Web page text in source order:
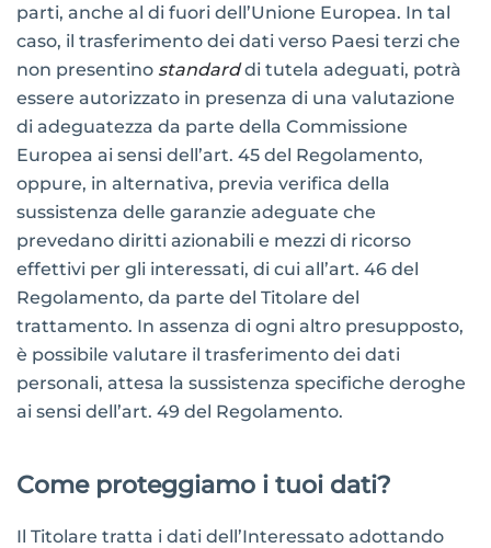
parti, anche al di fuori dell’Unione Europea. In tal
caso, il trasferimento dei dati verso Paesi terzi che
non presentino standarddi tutela adeguati, potrà
essere autorizzato in presenza di una valutazione
di adeguatezza da parte della Commissione
Europea ai sensi dell’art. 45 del Regolamento,
oppure, in alternativa, previa verifica della
sussistenza delle garanzie adeguate che
prevedano diritti azionabili e mezzi di ricorso
effettivi per gli interessati, di cui all’art. 46 del
Regolamento, da parte del Titolare del
trattamento. In assenza di ogni altro presupposto,
è possibile valutare il trasferimento dei dati
personali, attesa la sussistenza specifiche deroghe
ai sensi dell’art. 49 del Regolamento.
Come proteggiamo i tuoi dati?
Il Titolare tratta i dati dell’Interessato adottando